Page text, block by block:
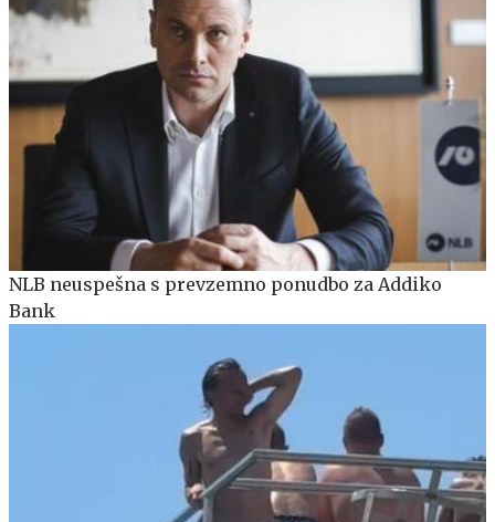
NLB neuspešna s prevzemno ponudbo za Addiko
Bank